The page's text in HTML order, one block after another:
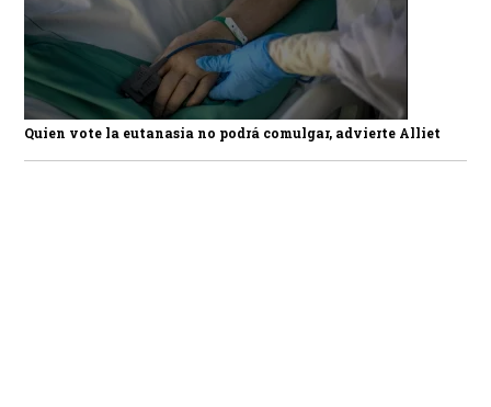
Quien vote la eutanasia no podrá comulgar, advierte Alliet